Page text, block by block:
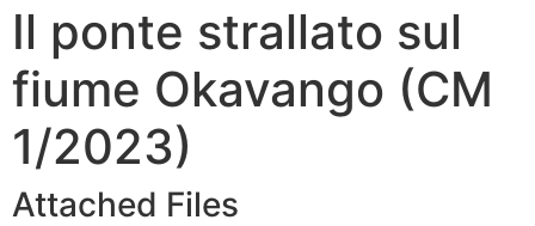
Il ponte strallato sul
fiume Okavango (CM
1/2023)
Attached Files